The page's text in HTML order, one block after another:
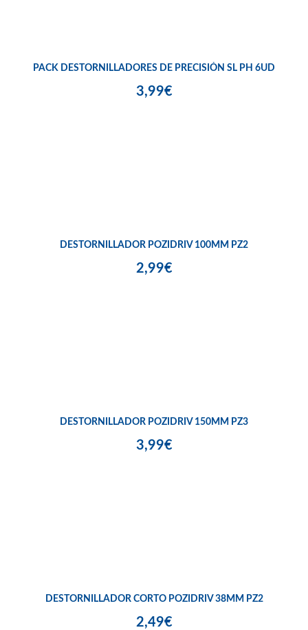
PACK DESTORNILLADORES DE PRECISIÓN SL PH 6UD
3,99€
DESTORNILLADOR POZIDRIV 100MM PZ2
2,99€
DESTORNILLADOR POZIDRIV 150MM PZ3
3,99€
DESTORNILLADOR CORTO POZIDRIV 38MM PZ2
2,49€